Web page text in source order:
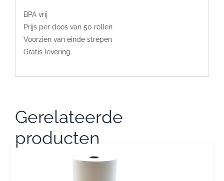
BPA vrij
Prijs per doos van 50 rollen
Voorzien van einde strepen
Gratis levering
Gerelateerde
producten